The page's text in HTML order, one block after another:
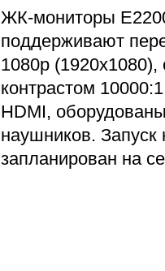
ЖК-мониторы
поддерживают
1080р
контрастом
HDMI,
наушников.
запланирован на